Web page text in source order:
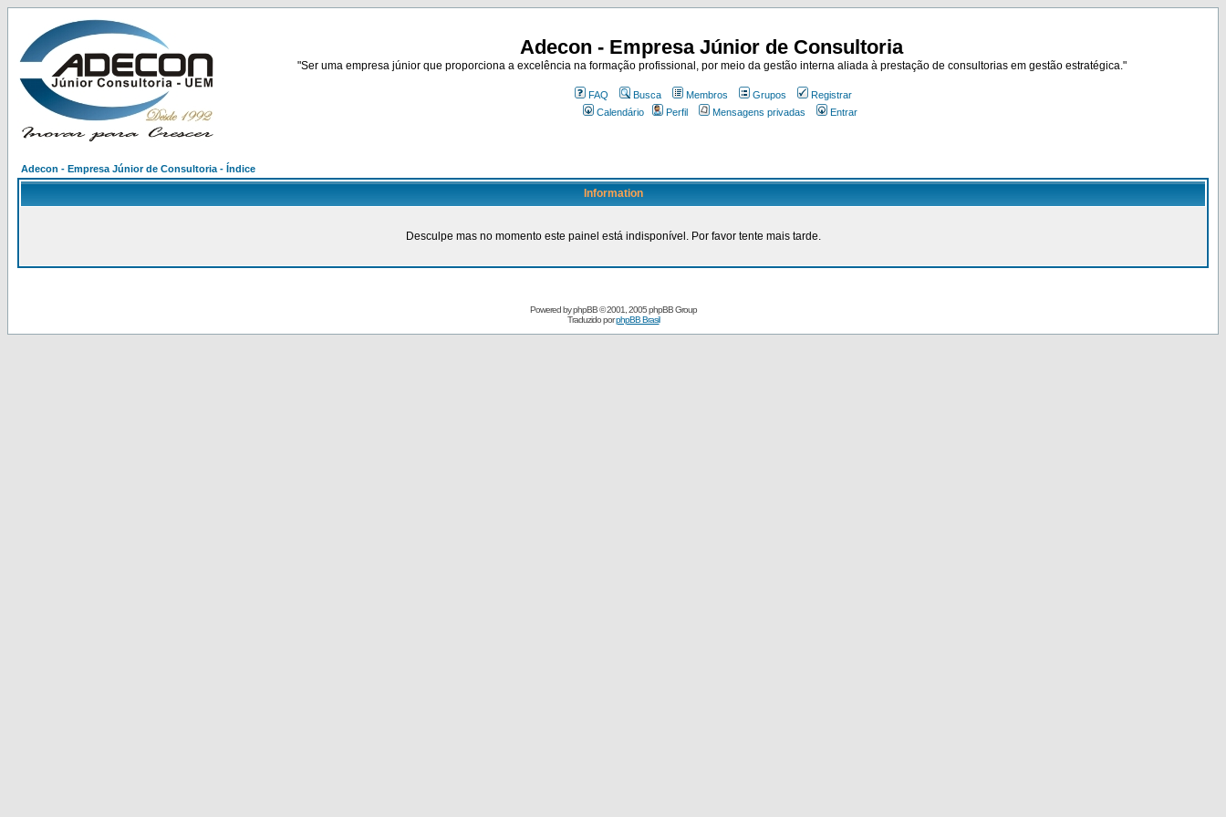
Adecon - Empresa Júnior de Consultoria
"Ser uma empresa júnior que proporciona a excelência na formação profissional, por meio da gestão interna aliada à prestação de consultorias em gestão estratégica."
FAQ Busca Membros Grupos
Registrar
Calendário
Perfil Mensagens privadas Entrar
Adecon - Empresa Júnior de Consultoria - Índice
Information
Desculpe mas no momento este painel está indisponível. Por favor tente mais tarde.
Powered byphpBB© 2001, 2005 phpBB Group
Traduzido porphpBB Brasil